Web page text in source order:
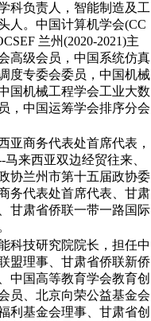
科负责人，智能制造及工
人。中国计算机学会(CC
兰州(2020-2021)主
高级会员，中国系统仿真
度专委会委员，中国机械
国机械工程学会工业大数
，中国运筹学会排序分会
亚商务代表处首席代表，
马来西亚双边经贸往来、
协兰州市第十五届政协委
务代表处首席代表、甘肃
甘肃省侨联一带一路国际
科技研究院院长，担任中
盟理事、甘肃省侨联新侨
中国高等教育学会教育创
员、北京向荣公益基金会
利基金会理事、甘肃省创